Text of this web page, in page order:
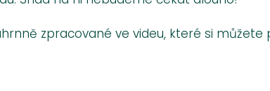
zpracované ve videu, které si můžete